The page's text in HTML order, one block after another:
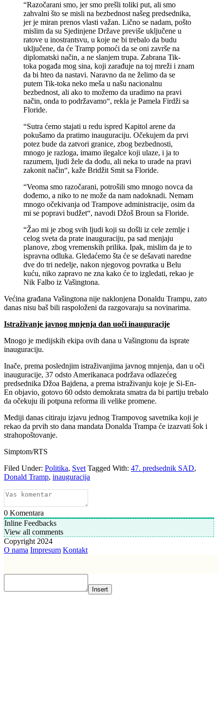
“Razočarani smo, jer smo prešli toliki put, ali smo
zahvalni što se misli na bezbednost našeg predsednika,
jer je miran prenos vlasti važan. Lično se nadam, pošto
mislim da su Sjedinjene Države previše uključene u
ratove u inostrantsvu, u koje ne bi trebalo da budu
uključene, da će Tramp pomoći da se oni završe na
diplomatski način, a ne slanjem trupa. Zabrana Tik-
toka pogađa mog sina, koji zarađuje na toj mreži i znam
da bi hteo da nastavi. Naravno da ne želimo da se
putem Tik-toka neko meša u našu nacionalnu
bezbednost, ali ako to možemo da uradimo na pravi
način, onda to podržavamo“, rekla je Pamela Firdži sa
Floride.
“Sutra ćemo stajati u redu ispred Kapitol arene da
pokušamo da pratimo inauguraciju. Očekujem da prvi
potez bude da zatvori granice, zbog bezbednosti,
mnogo je razloga, imamo ilegalce koji ulaze, i ja to
razumem, ljudi žele da dođu, ali neka to urade na pravi
zakonit način“, kaže Bridžit Smit sa Floride.
“Veoma smo razočarani, potrošili smo mnogo novca da
dođemo, a niko to ne može da nam nadoknadi. Nemam
mnogo očekivanja od Trampove administracije, osim da
mi se popravi budžet“, navodi Džoš Broun sa Floride.
“Žao mi je zbog svih ljudi koji su došli iz cele zemlje i
celog sveta da prate inauguraciju, pa sad menjaju
planove, zbog vremenskih prilika. Ipak, mislim da je to
ispravna odluka. Gledaćemo šta će se dešavati naredne
dve do tri nedelje, nakon njegovog povratka u Belu
kuću, niko zapravo ne zna kako će to izgledati, rekao je
Nik Falbo iz Vašingtona.
Većina građana Vašingtona nije naklonjena Donaldu Trampu, zato
danas nisu baš bili raspoloženi da razgovaraju sa novinarima.
Istraživanje javnog mnjenja dan uoči inauguracije
Mnogo je medijskih ekipa ovih dana u Vašingtonu da isprate
inauguraciju.
Inače, prema poslednjim istraživanjima javnog mnjenja, dan u oči
inauguracije, 37 odsto Amerikanaca podržava odlazećeg
predsednika Džoa Bajdena, a prema istraživanju koje je Si-En-
En objavio, gotovo 60 odsto demokrata smatra da bi partiju trebalo
da očekuju ili potpuna reforma ili velike promene.
Mediji danas citiraju izjavu jednog Trampovog savetnika koji je
rekao da prvih sto dana mandata Donalda Trampa će izazvati šok i
strahopoštovanje.
Simptom/RTS
Filed Under: Politika, Svet Tagged With: 47. predsednik SAD,
Donald Tramp, inauguracija
0 Komentara
Inline Feedbacks
View all comments
Copyright 2024
O nama Impresum Kontakt
Insert